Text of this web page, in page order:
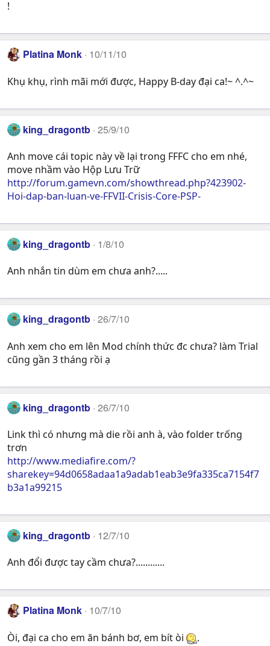
!
Platina Monk 10/11/10
Khụ khụ, rình mãi mới được, Happy B-day đại ca!~ ^.^~
king_dragontb 25/9/10
Anh move cái topic này về lại trong FFFC cho em nhé,
move nhầm vào Hộp Lưu Trữ
http://forum.gamevn.com/showthread.php?423902-
Hoi-dap-ban-luan-ve-FFVII-Crisis-Core-PSP-
king_dragontb 1/8/10
Anh nhắn tin dùm em chưa anh?.....
king_dragontb 26/7/10
Anh xem cho em lên Mod chính thức đc chưa? làm Trial
cũng gần 3 tháng rồi ạ
king_dragontb 26/7/10
Link thì có nhưng mà die rồi anh à, vào folder trống
trơn
http://www.mediafire.com/?
sharekey=94d0658adaa1a9adab1eab3e9fa335ca7154f7
b3a1a99215
king_dragontb 12/7/10
Anh đổi được tay cầm chưa?............
Platina Monk 10/7/10
Òi, đại ca cho em ăn bánh bơ, em bít òi .